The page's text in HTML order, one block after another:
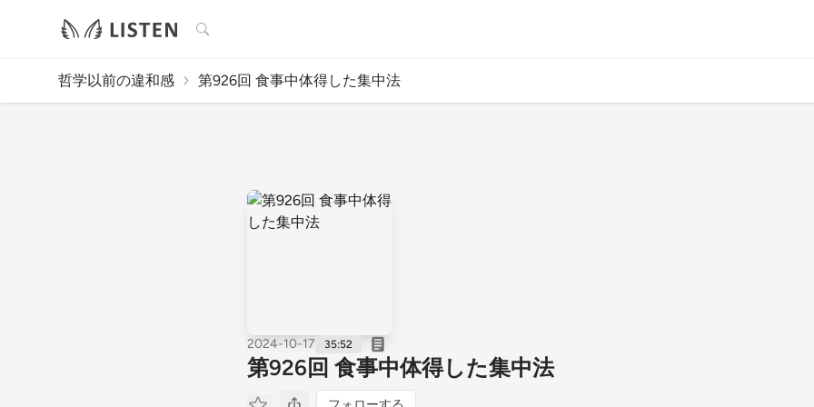
検索
哲学以前の違和感 第926回 食事中体得した集中法
2024-10-17 35:52
第926回 食事中体得した集中法